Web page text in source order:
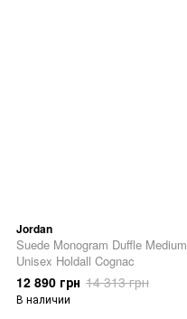
Jordan
Suede Monogram Duffle Medium
Unisex Holdall Cognac
12 890 грн 14 313 грн
В наличии